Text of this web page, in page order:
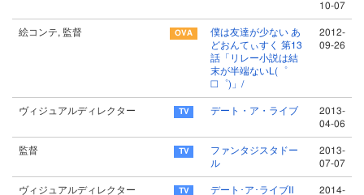
10-07
絵コンテ, 監督
僕は友達が少ない あ
どおんてぃすく 第13
話「リレー小説は結
末が半端ないL(゜
□゜)」/
2012-
09-26
ヴィジュアルディレクター デート・ア・ライブ
2013-
04-06
監督
ファンタジスタドー
ル
2013-
07-07
ヴィジュアルディレクター デート･ア･ライブⅡ 2014-